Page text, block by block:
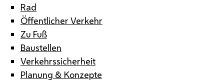
Rad
Öffentlicher Verkehr
Zu Fuß
Baustellen
Verkehrssicherheit
Planung & Konzepte